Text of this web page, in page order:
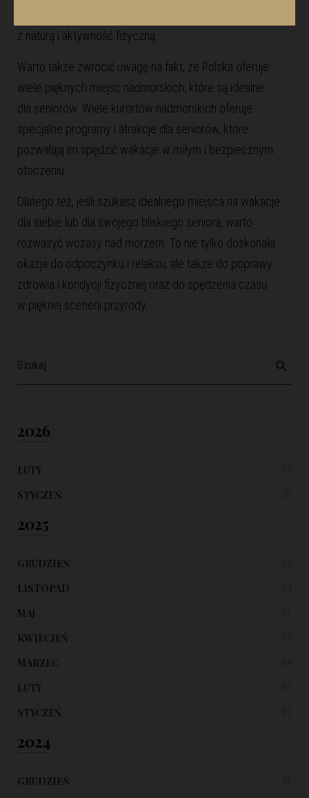
z naturą i aktywność fizyczną.
Warto także zwrócić uwagę na fakt, że Polska oferuje
wiele pięknych miejsc nadmorskich, które są idealne
dla seniorów. Wiele kurortów nadmorskich oferuje
specjalne programy i atrakcje dla seniorów, które
pozwalają im spędzić wakacje w miłym i bezpiecznym
otoczeniu.
Dlatego też, jeśli szukasz idealnego miejsca na wakacje
dla siebie lub dla swojego bliskiego seniora, warto
rozważyć wczasy nad morzem . To nie tylko doskonała
okazja do odpoczynku i relaksu, ale także do poprawy
zdrowia i kondycji fizycznej oraz do spędzenia czasu
w pięknej scenerii przyrody.
2026
LUTY
STYCZEŃ
2025
GRUDZIEŃ
LISTOPAD
MAJ
KWIECIEŃ
MARZEC
LUTY
STYCZEŃ
2024
GRUDZIEŃ